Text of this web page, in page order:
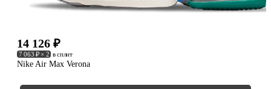
Nike Air Max Verona
14 126 ₽
7 063 ₽ × 2 в сплит